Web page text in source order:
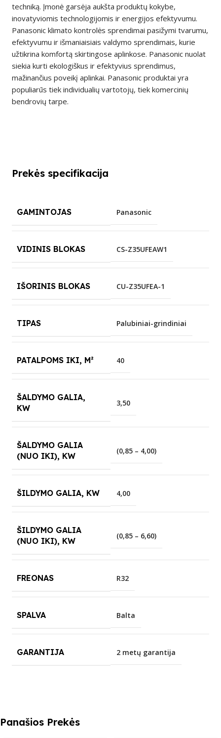
techniką. Įmonė garsėja aukšta produktų kokybe,
inovatyviomis technologijomis ir energijos efektyvumu.
Panasonic klimato kontrolės sprendimai pasižymi tvarumu,
efektyvumu ir išmaniaisiais valdymo sprendimais, kurie
užtikrina komfortą skirtingose aplinkose. Panasonic nuolat
siekia kurti ekologiškus ir efektyvius sprendimus,
mažinančius poveikį aplinkai. Panasonic produktai yra
populiarūs tiek individualių vartotojų, tiek komercinių
bendrovių tarpe.
Prekės specifikacija
GAMINTOJAS Panasonic
VIDINIS BLOKAS CS-Z35UFEAW1
IŠORINIS BLOKAS CU-Z35UFEA-1
TIPAS Palubiniai-grindiniai
PATALPOMS IKI, M² 40
ŠALDYMO GALIA,
KW
3,50
ŠALDYMO GALIA
(NUO IKI), KW
(0,85 – 4,00)
ŠILDYMO GALIA, KW 4,00
ŠILDYMO GALIA
(NUO IKI), KW
(0,85 – 6,60)
FREONAS R32
SPALVA Balta
GARANTIJA 2 metų garantija
Panašios Prekės